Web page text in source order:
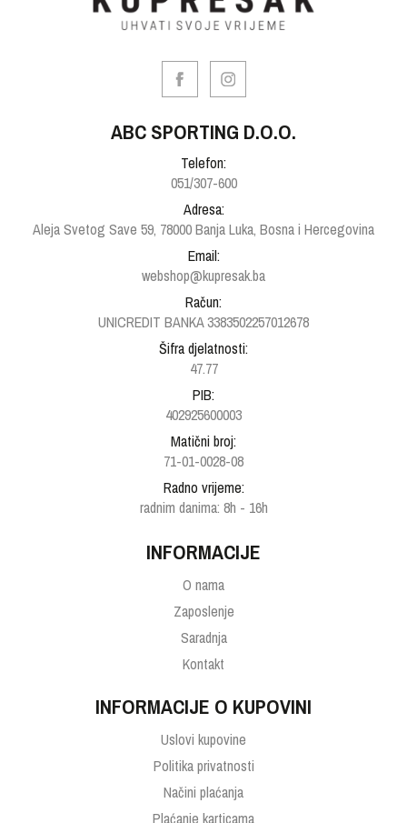
ABC SPORTING D.O.O.
Telefon:
051/307-600
Adresa:
Aleja Svetog Save 59, 78000 Banja Luka, Bosna i Hercegovina
Email:
webshop@kupresak.ba
Račun:
UNICREDIT BANKA 3383502257012678
Šifra djelatnosti:
47.77
PIB:
402925600003
Matični broj:
71-01-0028-08
Radno vrijeme:
radnim danima: 8h - 16h
INFORMACIJE
O nama
Zaposlenje
Saradnja
Kontakt
INFORMACIJE O KUPOVINI
Uslovi kupovine
Politika privatnosti
Načini plaćanja
Plaćanje karticama